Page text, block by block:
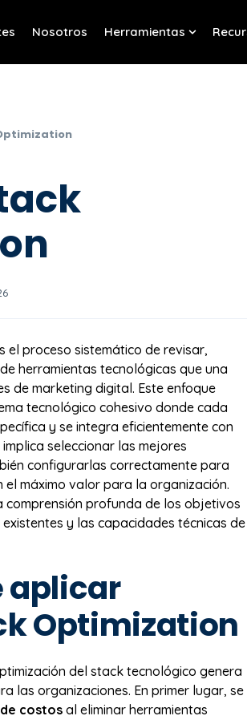
for HubSpot
Nosotros Herramientas
Show
el proceso sistemático de revisar,
herramientas tecnológicas que una
de marketing digital. Este enfoque
tecnológico cohesivo donde cada
y se integra eficientemente con
seleccionar las mejores
configurarlas correctamente para
máximo valor para la organización.
comprensión profunda de los objetivos
y las capacidades técnicas de
aplicar
Optimization
del stack tecnológico genera
las organizaciones. En primer lugar, se
costos al eliminar herramientas